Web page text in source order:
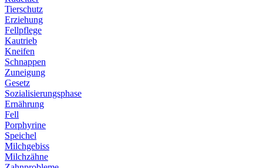
Tierschutz
Erziehung
Fellpflege
Kautrieb
Kneifen
Schnappen
Zuneigung
Gesetz
Sozialisierungsphase
Ernährung
Fell
Porphyrine
Speichel
Milchgebiss
Milchzähne